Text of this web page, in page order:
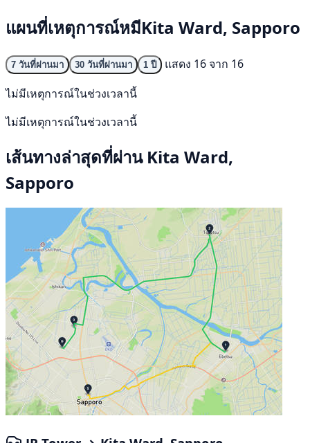
แผนที่เหตุการณ์หมีKita Ward, Sapporo
7 วันที่ผ่านมา 30 วันที่ผ่านมา 1 ปี
แสดง 16 จาก 16
ไม่มีเหตุการณ์ในช่วงเวลานี้
ไม่มีเหตุการณ์ในช่วงเวลานี้
เส้นทางล่าสุดที่ผ่าน Kita Ward,
Sapporo